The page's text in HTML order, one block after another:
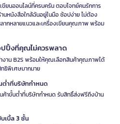
ขียนออนไลน์ที่ครบครัน ตอบโจทย์คนรักการ
นหนังสือใกล้ฉันอยู่ในมือ ช้อปง่าย ไม่ต้อง
ากหลายแนวและเครื่องเขียนคุณภาพ พร้อม
ปปิ้งที่คุณไม่ควรพลาด
งาน B2S พร้อมให้คุณเลือกสินค้าคุณภาพได้
ธิพิเศษมากมาย
ต่ำที่บริษัทกำหนด
าขั้นต่ำที่บริษัทกำหนด รับสิทธิ์ส่งฟรีถึงบ้าน
เบิ้ล 3 ชั้น